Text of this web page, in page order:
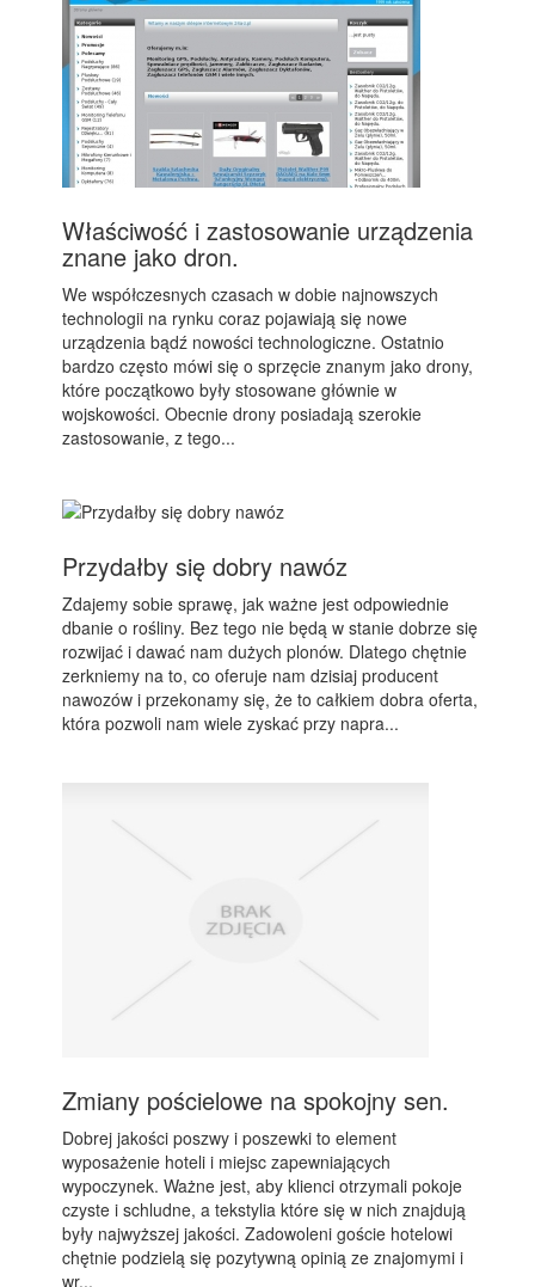
Właściwość i zastosowanie urządzenia
znane jako dron.
We współczesnych czasach w dobie najnowszych
technologii na rynku coraz pojawiają się nowe
urządzenia bądź nowości technologiczne. Ostatnio
bardzo często mówi się o sprzęcie znanym jako drony,
które początkowo były stosowane głównie w
wojskowości. Obecnie drony posiadają szerokie
zastosowanie, z tego...
Przydałby się dobry nawóz
Zdajemy sobie sprawę, jak ważne jest odpowiednie
dbanie o rośliny. Bez tego nie będą w stanie dobrze się
rozwijać i dawać nam dużych plonów. Dlatego chętnie
zerkniemy na to, co oferuje nam dzisiaj producent
nawozów i przekonamy się, że to całkiem dobra oferta,
która pozwoli nam wiele zyskać przy napra...
Zmiany pościelowe na spokojny sen.
Dobrej jakości poszwy i poszewki to element
wyposażenie hoteli i miejsc zapewniających
wypoczynek. Ważne jest, aby klienci otrzymali pokoje
czyste i schludne, a tekstylia które się w nich znajdują
były najwyższej jakości. Zadowoleni goście hotelowi
chętnie podzielą się pozytywną opinią ze znajomymi i
wr...